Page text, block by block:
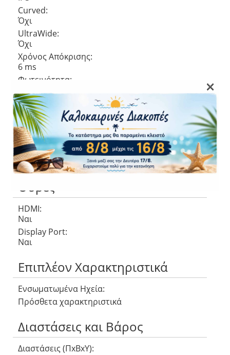
Curved:
Όχι
UltraWide:
Όχι
Χρόνος Απόκρισης:
6 ms
Φωτεινότητα:
Ρυθμός ανανέωσης:
100 Hz
Αντίθεση εικόνας:
1000 :1
Aspect ratio:
16:9
Γωνία θέασης:
Θύρες
HDMI:
Ναι
Display Port:
Ναι
Επιπλέον Χαρακτηριστικά
Ενσωματωμένα Ηχεία:
Πρόσθετα χαρακτηριστικά
Διαστάσεις και Βάρος
Διαστάσεις (ΠxΒxΥ):
×